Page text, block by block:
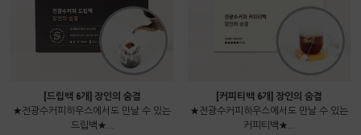
[드립백 6개] 장인의 숨결
★전광수커피하우스에서도 만날 수 있는
드립백★...
[커피티백 6개] 장인의 숨결
★전광수커피하우스에서도 만날 수 있는
커피티백★...